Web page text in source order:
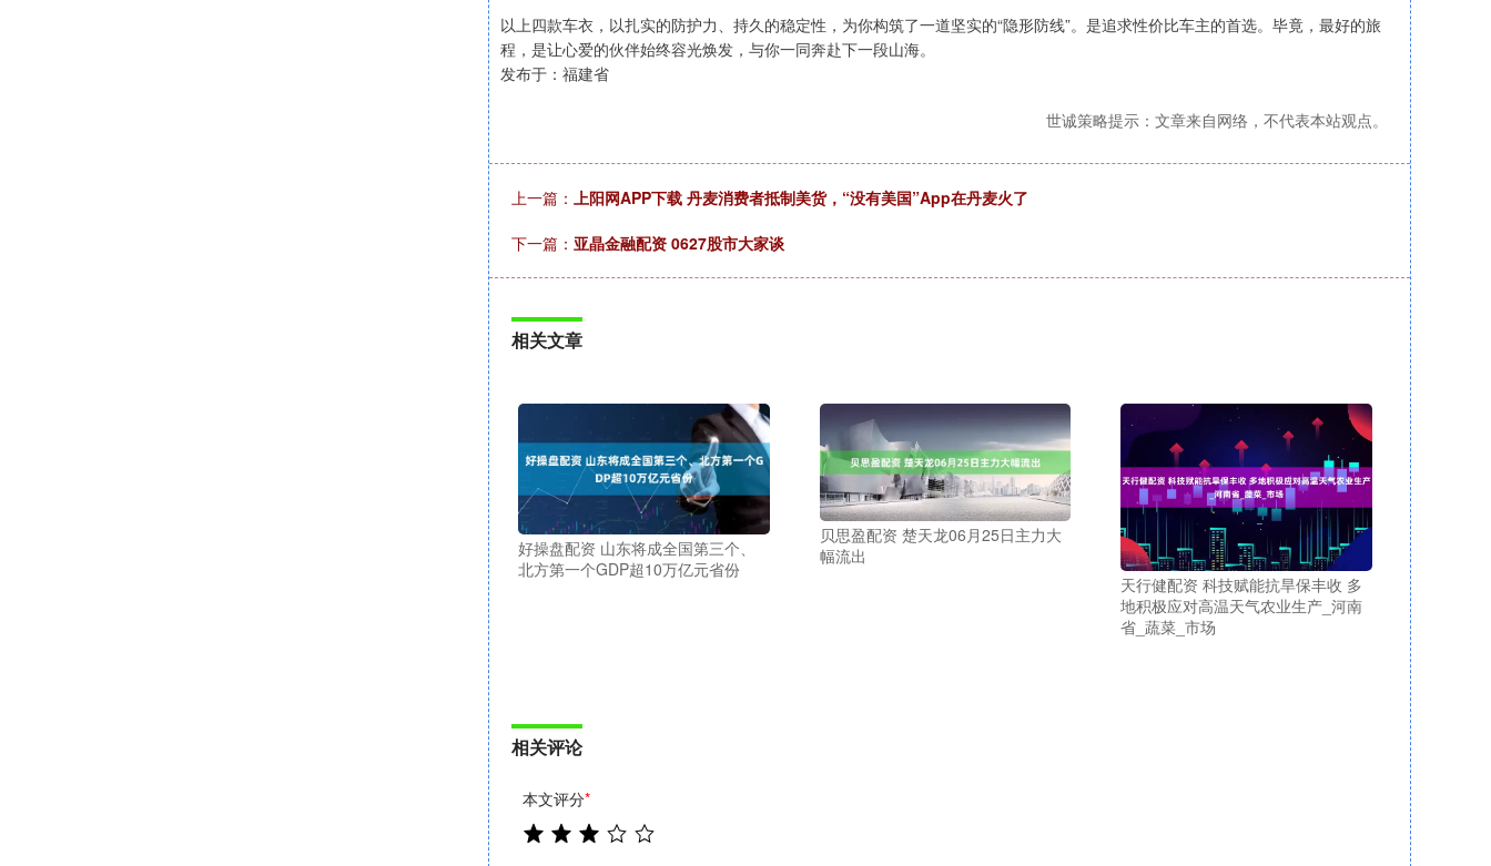
以上四款车衣，以扎实的防护力、持久的稳定性，为你构筑了一道坚实的“隐形防线”。是追求性价比车主的首选。毕竟，最好的旅
程，是让心爱的伙伴始终容光焕发，与你一同奔赴下一段山海。
发布于：福建省
世诚策略提示：文章来自网络，不代表本站观点。
上一篇： 上阳网APP下载 丹麦消费者抵制美货，“没有美国”App在丹麦火了
下一篇： 亚晶金融配资 0627股市大家谈
相关文章
好操盘配资 山东将成全国第三个、
北方第一个GDP超10万亿元省份
贝思盈配资 楚天龙06月25日主力大
幅流出
天行健配资 科技赋能抗旱保丰收 多
地积极应对高温天气农业生产_河南
省_蔬菜_市场
相关评论
本文评分*